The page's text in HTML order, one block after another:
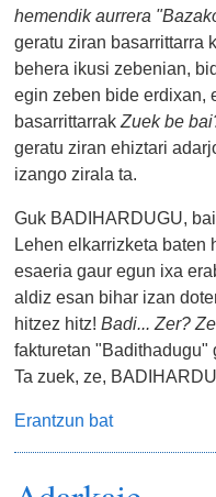
hemendik aurrera
geratu ziran basarrittarra
behera ikusi zebenian,
egin zeben bide erdixan,
basarrittarrakZuek be
geratu ziran ehiztari
izango zirala ta.
Guk BADIHARDUGU,
Lehen elkarrizketa baten
esaeria gaur egun ixa
aldiz esan bihar izan
hitzez hitz!Badi... Zer?
fakturetan "Badithadugu"
Ta zuek, ze,
Erantzun bat